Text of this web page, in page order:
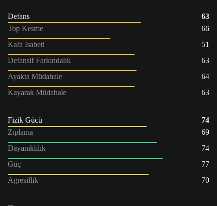
Defans
63
Top Kesme
66
Kafa İsabeti
51
Defansif Farkındalık
63
Ayakta Müdahale
64
Kayarak Müdahale
63
Fizik Gücü
74
Zıplama
69
Dayanıklılık
74
Güç
77
Agresiflik
70